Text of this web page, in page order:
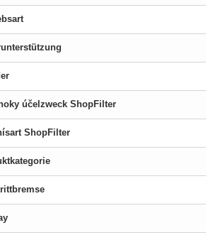
účelzweck ShopFilter
ShopFilter